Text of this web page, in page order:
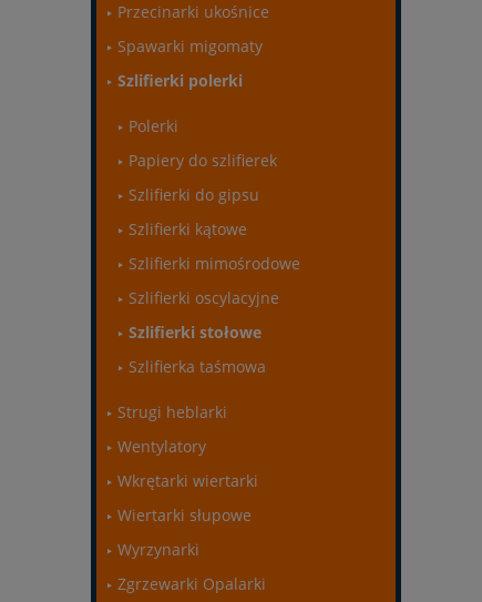
Przecinarki ukośnice
Spawarki migomaty
Szlifierki polerki
Polerki
Papiery do szlifierek
Szlifierki do gipsu
Szlifierki kątowe
Szlifierki mimośrodowe
Szlifierki oscylacyjne
Szlifierki stołowe
Szlifierka taśmowa
Strugi heblarki
Wentylatory
Wkrętarki wiertarki
Wiertarki słupowe
Wyrzynarki
Zgrzewarki Opalarki